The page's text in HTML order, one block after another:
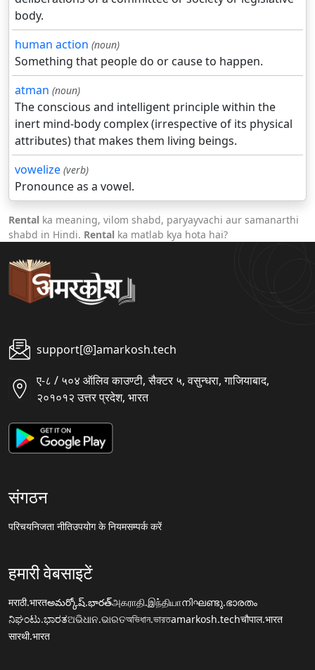
body.
human action (noun)
Something that people do or cause to happen.
atman (noun)
The conscious and intelligent principle within the
inert mind-body complex (irrespective of its physical
attributes) that makes them living beings.
vowelize (verb)
Pronounce as a vowel.
Rental ka meaning, vilom shabd, paryayvachi aur samanarthi
shabd in Hindi. Rental ka matlab kya hota hai?
support[@]amarkosh.tech
ए-८ / ५०४ ऑलिव काउण्टी, सैक्टर ५, वसुन्धरा, गाजियाबाद,
२०१०१२ उत्तर प्रदेश, भारत
संगठन
परिचयनिजता नीतिउपयोग के नियमसम्पर्क करें
हमारी वेबसाइटें
मराठी.भारतఅమర్కోష్.భారత్அகராதி.இந்தியாനിഘണ്ടു.ഭാരതം
ನಿಘಂಟು.ಭಾರತଅଭିଧାନ.ଭାରତঅভিধান.ভারতamarkosh.techचौपाल.भारत
सारथी.भारत